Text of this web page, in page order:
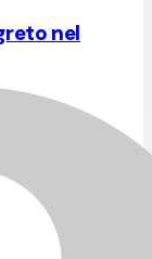
nel